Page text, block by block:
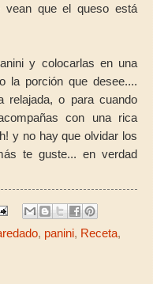
vean que el queso está
y colocarlas en una
la porción que desee....
relajada, o para cuando
con una rica
y no hay que olvidar los
te guste... en verdad
, panini, Receta,